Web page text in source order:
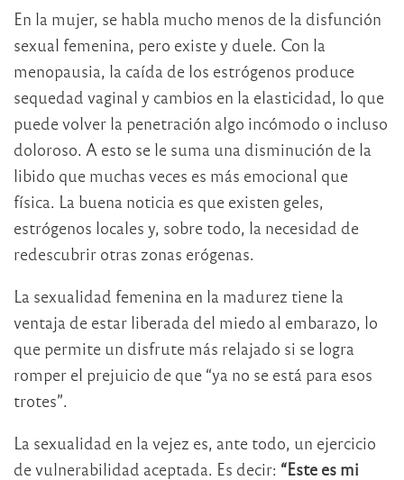
En la mujer, se habla mucho menos de la disfunción
sexual femenina, pero existe y duele. Con la
menopausia, la caída de los estrógenos produce
sequedad vaginal y cambios en la elasticidad, lo que
puede volver la penetración algo incómodo o incluso
doloroso. A esto se le suma una disminución de la
libido que muchas veces es más emocional que
física. La buena noticia es que existen geles,
estrógenos locales y, sobre todo, la necesidad de
redescubrir otras zonas erógenas.
La sexualidad femenina en la madurez tiene la
ventaja de estar liberada del miedo al embarazo, lo
que permite un disfrute más relajado si se logra
romper el prejuicio de que “ya no se está para esos
trotes”.
La sexualidad en la vejez es, ante todo, un ejercicio
de vulnerabilidad aceptada. Es decir: “Este es mi